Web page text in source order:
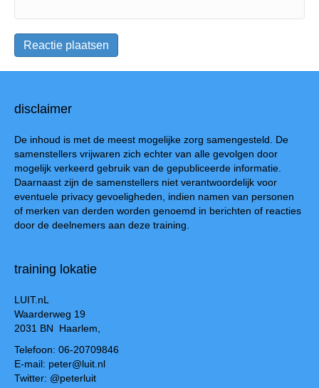
disclaimer
De inhoud is met de meest mogelijke zorg samengesteld. De
samenstellers vrijwaren zich echter van alle gevolgen door
mogelijk verkeerd gebruik van de gepubliceerde informatie.
Daarnaast zijn de samenstellers niet verantwoordelijk voor
eventuele privacy gevoeligheden, indien namen van personen
of merken van derden worden genoemd in berichten of reacties
door de deelnemers aan deze training.
training lokatie
LUIT.nL
Waarderweg 19
2031 BN Haarlem,
Telefoon: 06-20709846
E-mail: peter@luit.nl
Twitter: @peterluit